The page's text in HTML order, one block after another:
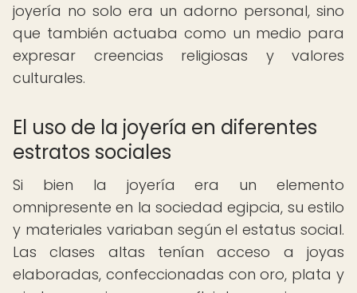
joyería no solo era un adorno personal, sino
que también actuaba como un medio para
expresar creencias religiosas y valores
culturales.
El uso de la joyería en diferentes
estratos sociales
Si bien la joyería era un elemento
omnipresente en la sociedad egipcia, su estilo
y materiales variaban según el estatus social.
Las clases altas tenían acceso a joyas
elaboradas, confeccionadas con oro, plata y